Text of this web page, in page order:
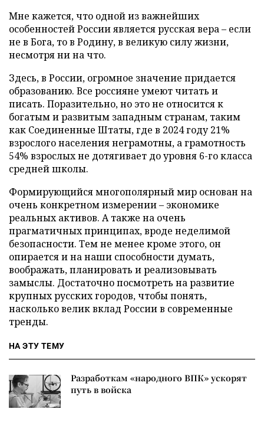
Мне кажется, что одной из важнейших
особенностей России является русская вера – если
не в Бога, то в Родину, в великую силу жизни,
несмотря ни на что.
Здесь, в России, огромное значение придается
образованию. Все россияне умеют читать и
писать. Поразительно, но это не относится к
богатым и развитым западным странам, таким
как Соединенные Штаты, где в 2024 году 21%
взрослого населения неграмотны, а грамотность
54% взрослых не дотягивает до уровня 6-го класса
средней школы.
Формирующийся многополярный мир основан на
очень конкретном измерении – экономике
реальных активов. А также на очень
прагматичных принципах, вроде неделимой
безопасности. Тем не менее кроме этого, он
опирается и на наши способности думать,
воображать, планировать и реализовывать
замыслы. Достаточно посмотреть на развитие
крупных русских городов, чтобы понять,
насколько велик вклад России в современные
тренды.
НА ЭТУ ТЕМУ
Разработкам «народного ВПК» ускорят
путь в войска